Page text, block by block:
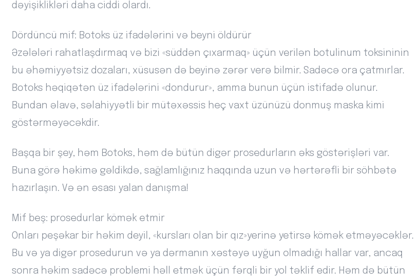
dəyişiklikləri daha ciddi olardı.
Dördüncü mif: Botoks üz ifadələrini və beyni öldürür
Əzələləri rahatlaşdırmaq və bizi «süddən çıxarmaq» üçün verilən botulinum toksininin
bu əhəmiyyətsiz dozaları, xüsusən də beyinə zərər verə bilmir. Sadəcə ora çatmırlar.
Botoks həqiqətən üz ifadələrini «dondurur», amma bunun üçün istifadə olunur.
Bundan əlavə, səlahiyyətli bir mütəxəssis heç vaxt üzünüzü donmuş maska kimi
göstərməyəcəkdir.
Başqa bir şey, həm Botoks, həm də bütün digər prosedurların əks göstərişləri var.
Buna görə həkimə gəldikdə, sağlamlığınız haqqında uzun və hərtərəfli bir söhbətə
hazırlaşın. Və ən əsası yalan danışma!
Mif beş: prosedurlar kömək etmir
Onları peşəkar bir həkim deyil, «kursları olan bir qız»yerinə yetirsə kömək etməyəcəklər.
Bu və ya digər prosedurun və ya dərmanın xəstəyə uyğun olmadığı hallar var, ancaq
sonra həkim sadəcə problemi həll etmək üçün fərqli bir yol təklif edir. Həm də bütün